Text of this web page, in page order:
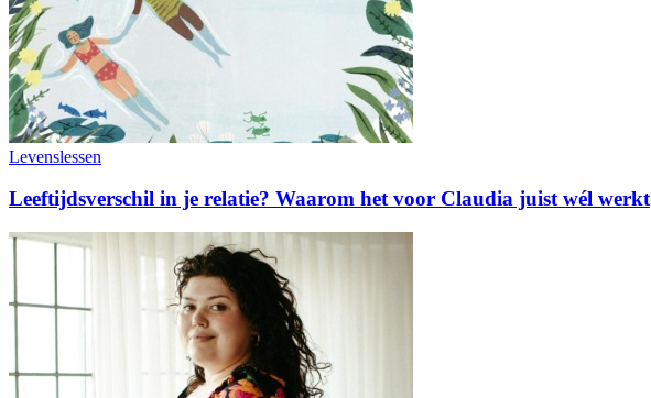
Levenslessen
Leeftijdsverschil in je relatie? Waarom het voor Claudia juist wél werkt